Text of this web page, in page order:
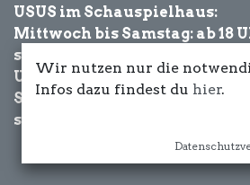
USUS im Schauspielhaus:
Mittwoch bis Samstag: ab 18
sowie Eventbezogen.
USUS am Wasser:
Schönwetter-
sowie Eventbezogen.
Wir nutzen nur die
Infos dazu findest du hier.